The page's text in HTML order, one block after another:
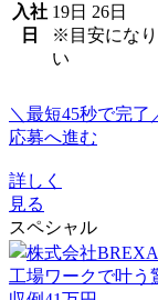
入社
日
19日 26日
※目安にな
い
＼最短45秒で完了
応募へ進む
詳しく
見る
スペシャル